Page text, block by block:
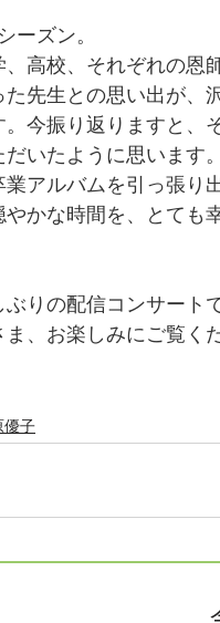
ーズン。
高校、それぞれの恩
た先生との思い出が、
。今振り返りますと、
いたように思います。
アルバムを引っ張り
かな時間を、とても
りの配信コンサートで
、お楽しみにご覧く
優子